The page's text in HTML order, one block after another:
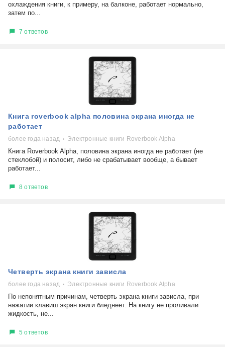
охлаждения книги, к примеру, на балконе, работает нормально,
затем по...
7 ответов
Книга roverbook alpha половина экрана иногда не
работает
более года назад Электронные книги Roverbook Alpha
Книга Roverbook Alpha, половина экрана иногда не работает (не
стеклобой) и полосит, либо не срабатывает вообще, а бывает
работает...
8 ответов
Четверть экрана книги зависла
более года назад Электронные книги Roverbook Alpha
По непонятным причинам, четверть экрана книги зависла, при
нажатии клавиш экран книги бледнеет. На книгу не проливали
жидкость, не...
5 ответов